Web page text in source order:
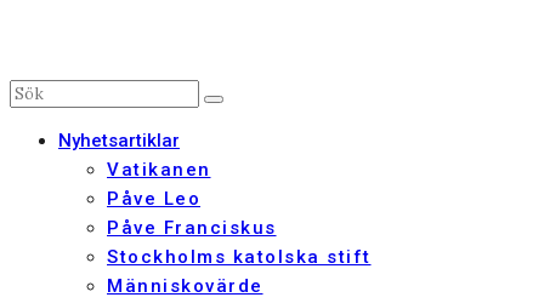
Nyhetsartiklar
Vatikanen
Påve Leo
Påve Franciskus
Stockholms katolska stift
Människovärde